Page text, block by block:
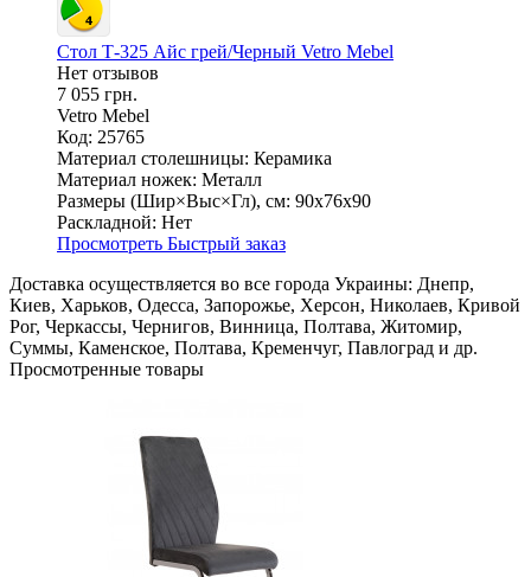
Стол Т-325 Айс грей/Черный Vetro Mebel
Нет отзывов
7 055 грн.
Vetro Mebel
Код: 25765
Материал столешницы: Керамика
Материал ножек: Металл
Размеры (Шир×Выс×Гл), см: 90х76х90
Раскладной: Нет
Просмотреть Быстрый заказ
Доставка осуществляется во все города Украины: Днепр,
Киев, Харьков, Одесса, Запорожье, Херсон, Николаев, Кривой
Рог, Черкассы, Чернигов, Винница, Полтава, Житомир,
Суммы, Каменское, Полтава, Кременчуг, Павлоград и др.
Просмотренные товары